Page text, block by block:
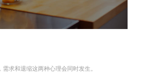
求和退缩这两种心理会同时发生。